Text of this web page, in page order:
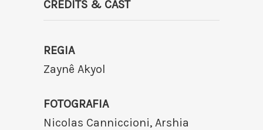
CREDITS & CAST
REGIA
Zaynê Akyol
FOTOGRAFIA
Nicolas Canniccioni, Arshia